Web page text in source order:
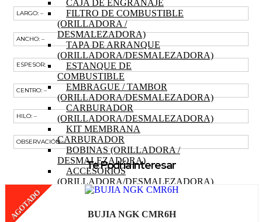
CAJA DE ENGRANAJE
FILTRO DE COMBUSTIBLE
(ORILLADORA /
DESMALEZADORA)
TAPA DE ARRANQUE
(ORILLADORA/DESMALEZADORA)
ESTANQUE DE
COMBUSTIBLE
EMBRAGUE / TAMBOR
(ORILLADORA/DESMALEZADORA)
CARBURADOR
(ORILLADORA/DESMALEZADORA)
KIT MEMBRANA
CARBURADOR
BOBINAS (ORILLADORA /
DESMALEZADORA)
ACCESORIOS
(ORILLADORA/DESMALEZADORA)
OTROS (ORILLADORA
TRACTOR
LARGO: –
ANCHO: –
ESPESOR: –
CENTRO: –
HILO: –
OBSERVACIÓN: –
Te Podría Interesar
BUJIA NGK CMR6H
AGOTADO